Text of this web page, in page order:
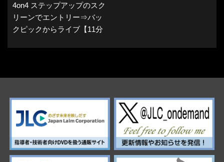
4on4 ステップアップのスク
リーンでエントリー⇒バッ
クピックからライブ【11分